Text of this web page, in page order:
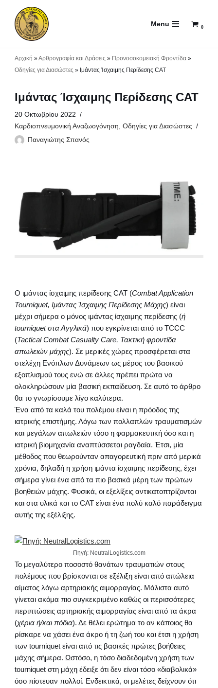
Μεταπηδήστε
Menu 0
Αρχική »Αρθρογραφία και Δράσεις » Προνοσοκομειακή Φροντίδα »
Οδηγίες για Διασώστες » Ιμάντας Ίσχαιμης Περίδεσης CAT
Ιμάντας Ίσχαιμης Περίδεσης CAT
20 Οκτωβρίου 2022
Καρδιοπνευμονική Αναζωογόνηση, Οδηγίες για Διασώστες
Παναγιώτης Σπανός
Ο ιμάντας ίσχαιμης περίδεσης CAT (Combat Application
Tourniquet, Ιμάντας Ίσχαιμης Περίδεσης Μάχης) είναι
μέχρι σήμερα ο μόνος ιμάντας ίσχαιμης περίδεσης (ή
tourniquet στα Αγγλικά) που εγκρίνεται από το TCCC
(Tactical Combat Casualty Care, Τακτική φροντίδα
απωλειών μάχης). Σε μερικές χώρες προσφέρεται στα
στελέχη Ενόπλων Δυνάμεων ως μέρος του βασικού
εξοπλισμού τους ενώ σε άλλες πρέπει πρώτα να
ολοκληρώσουν μία βασική εκπαίδευση. Σε αυτό το άρθρο
θα το γνωρίσουμε λίγο καλύτερα.
Ένα από τα καλά του πολέμου είναι η πρόοδος της
ιατρικής επιστήμης. Λόγω των πολλαπλών τραυματισμών
και μεγάλων απωλειών τόσο η φαρμακευτική όσο και η
ιατρική βιομηχανία αναπτύσσεται ραγδαία. Έτσι, μία
μέθοδος που θεωρούνταν απαγορευτική πριν από μερικά
χρόνια, δηλαδή η χρήση ιμάντα ίσχαιμης περίδεσης, έχει
σήμερα γίνει ένα από τα πιο βασικά μέρη των πρώτων
βοηθειών μάχης. Φυσικά, οι εξελίξεις αντικατοπτρίζονται
και στα υλικά και το CAT είναι ένα πολύ καλό παράδειγμα
αυτής της εξέλιξης.
Πηγή: NeutralLogistics.com
Το μεγαλύτερο ποσοστό θανάτων τραυματιών στους
πολέμους που βρίσκονται σε εξέλιξη είναι από απώλεια
αίματος λόγω αρτηριακής αιμορραγίας. Μάλιστα αυτό
γίνεται ακόμα πιο συγκεκριμένο καθώς οι περισσότερες
περιπτώσεις αρτηριακής αιμορραγίας είναι από τα άκρα
(χέρια ή/και πόδια). Δε θέλει ερώτημα το αν κάποιος θα
ρίσκαρε να χάσει ένα άκρο ή τη ζωή του και έτσι η χρήση
των tourniquet είναι από τις βασικές πρώτες βοήθειες
μάχης σήμερα. Ωστόσο, η τόσο διαδεδομένη χρήση των
tourniquet στη μάχη έδειξε ότι δεν είναι τόσο «διαβολικά»
όσο πίστευαν πολλοί. Ενδεικτικά, οι μελέτες δείχνουν ότι